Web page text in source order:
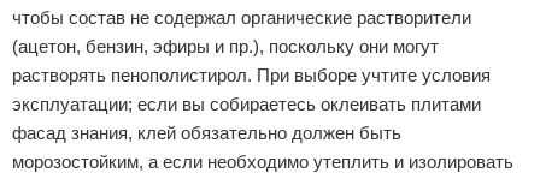
чтобы состав не содержал органические растворители
(ацетон, бензин, эфиры и пр.), поскольку они могут
растворять пенополистирол. При выборе учтите условия
эксплуатации; если вы собираетесь оклеивать плитами
фасад знания, клей обязательно должен быть
морозостойким, а если необходимо утеплить и изолировать